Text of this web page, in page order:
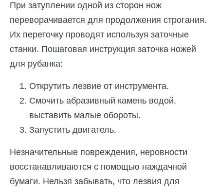
При затуплении одной из сторон нож
переворачивается для продолжения строгания.
Их переточку проводят используя заточные
станки. Пошаговая инструкция заточка ножей
для рубанка:
Открутить лезвие от инструмента.
Смочить абразивный камень водой,
выставить малые обороты.
Запустить двигатель.
Незначительные повреждения, неровности
восстанавливаются с помощью наждачной
бумаги. Нельзя забывать, что лезвия для